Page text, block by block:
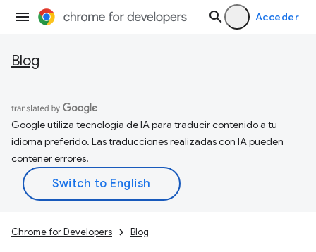
Acceder
Blog
Google utiliza tecnología de IA para traducir contenido a tu
idioma preferido. Las traducciones realizadas con IA pueden
contener errores.
Chrome for Developers Blog